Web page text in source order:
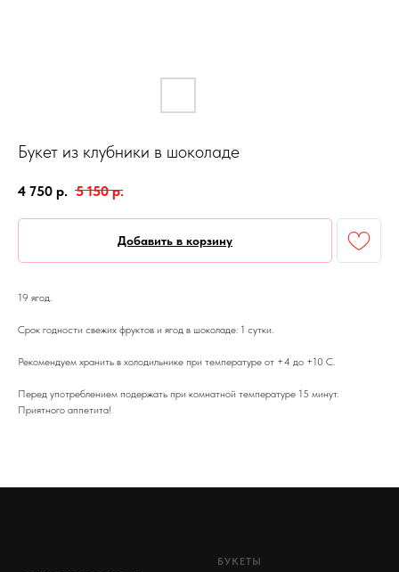
Букет из клубники в шоколаде
4 750 р. 5 150 р.
Добавить в корзину
19 ягод.
Срок годности свежих фруктов и ягод в шоколаде: 1 сутки.
Рекомендуем хранить в холодильнике при температуре от +4 до +10 С.
Перед употреблением подержать при комнатной температуре 15 минут.
Приятного аппетита!
БУКЕТЫ